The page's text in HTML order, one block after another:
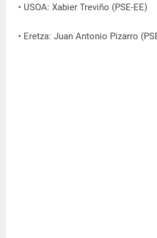
• USOA: Xabier Treviño (PSE-EE)
• Eretza: Juan Antonio Pizarro